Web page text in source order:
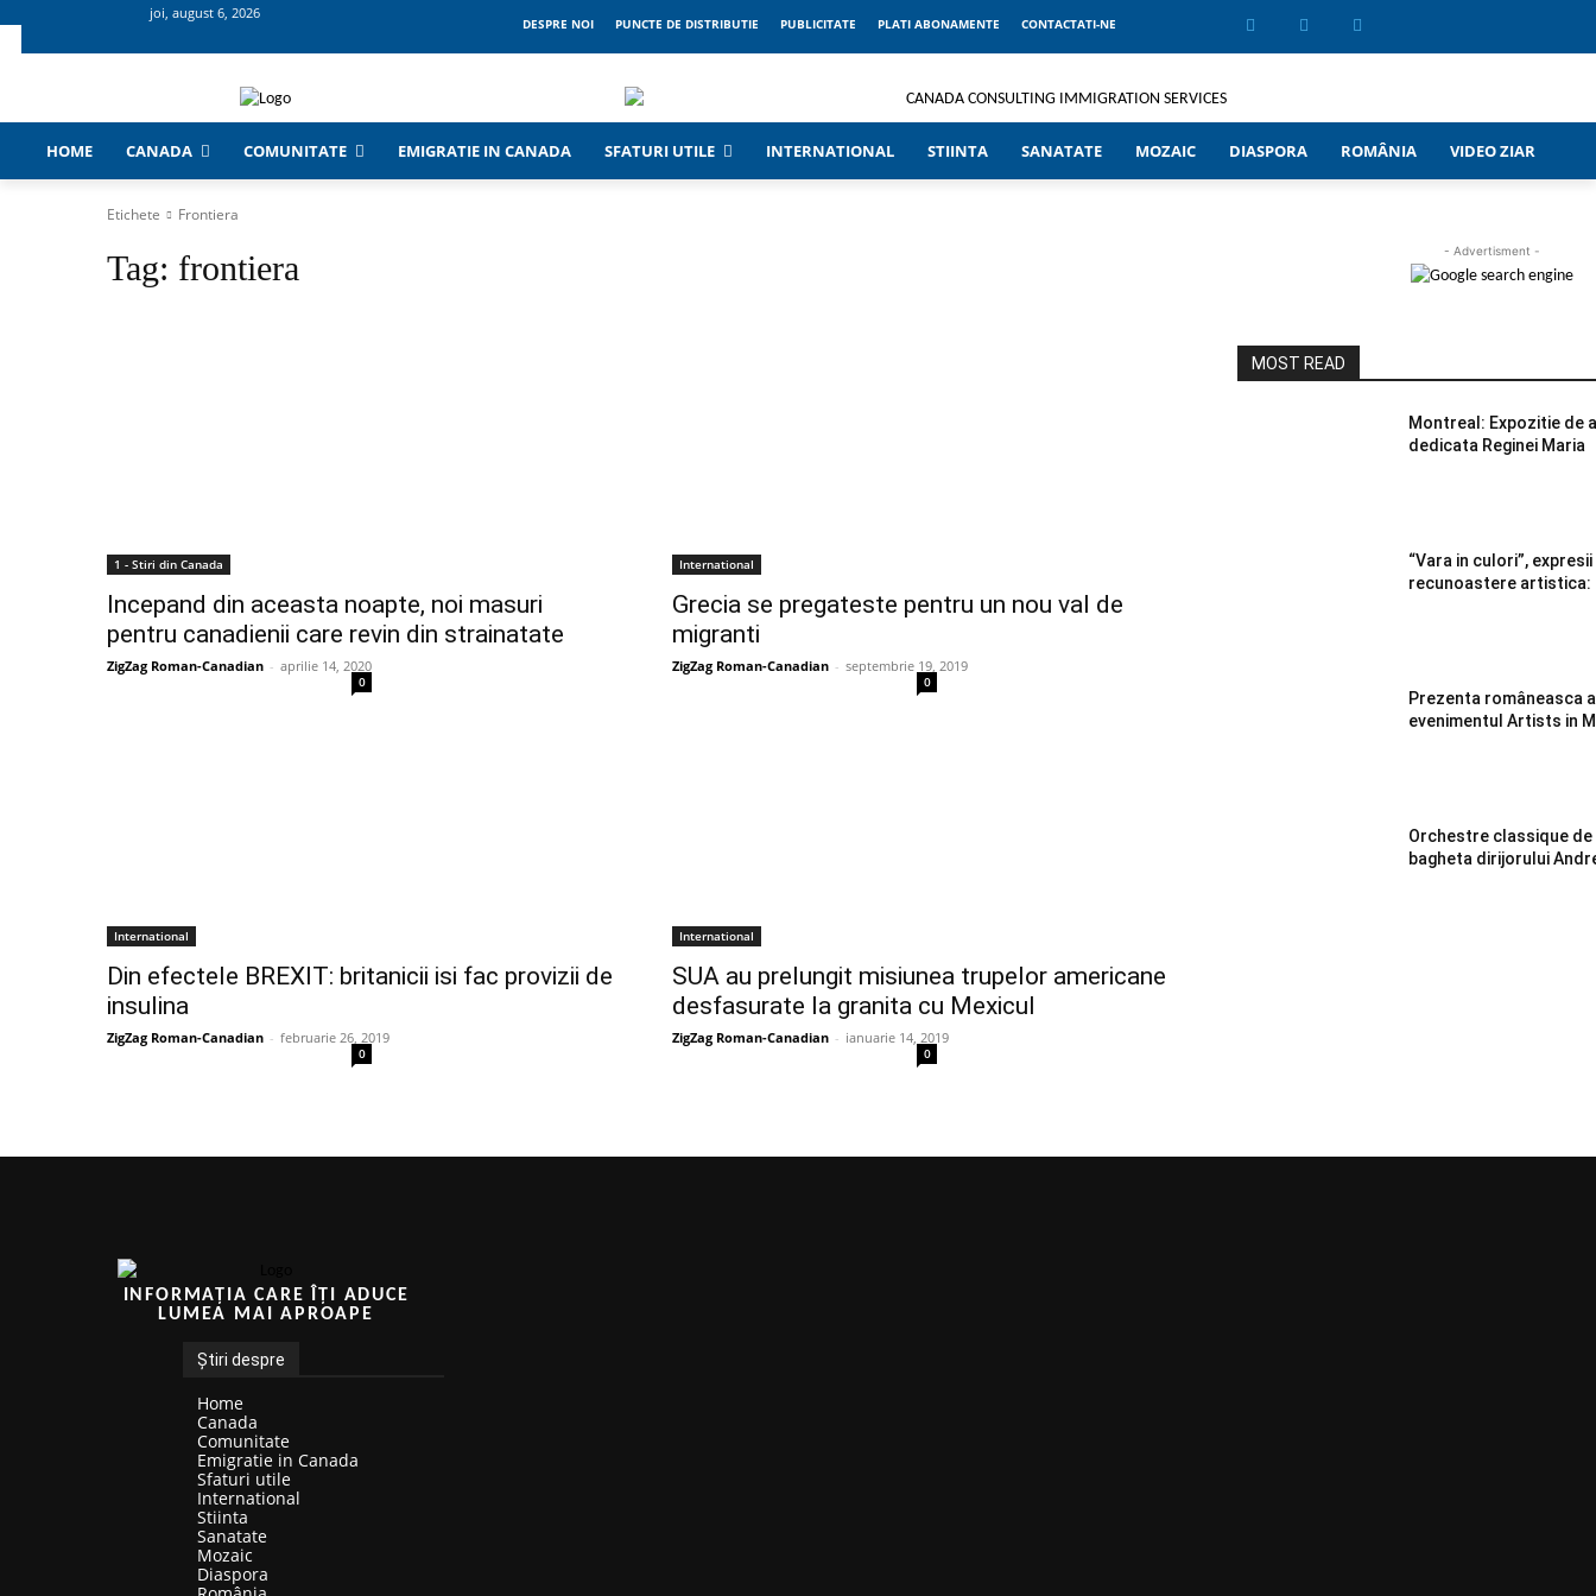
joi, august 6, 2026
DESPRE NOI PUNCTE DE DISTRIBUTIE PUBLICITATE PLATI ABONAMENTE CONTACTATI-NE
HOME CANADA COMUNITATE EMIGRATIE IN CANADA SFATURI UTILE INTERNATIONAL STIINTA SANATATE MOZAIC DIASPORA ROMÂNIA VIDEO ZIAR
Etichete Frontiera
Tag: frontiera
1 - Stiri din Canada
Incepand din aceasta noapte, noi masuri
pentru canadienii care revin din strainatate
ZigZag Roman-Canadian - aprilie 14, 2020
0
International
Grecia se pregateste pentru un nou val de
migranti
ZigZag Roman-Canadian - septembrie 19, 2019
0
International
Din efectele BREXIT: britanicii isi fac provizii de
insulina
ZigZag Roman-Canadian - februarie 26, 2019
0
International
SUA au prelungit misiunea trupelor americane
desfasurate la granita cu Mexicul
ZigZag Roman-Canadian - ianuarie 14, 2019
0
- Advertisment -
MOST READ
Montreal: Expozitie de
dedicata Reginei Maria
“Vara in culori”,
recunoastere artistica:
Prezenta româneasca
evenimentul Artists in
Orchestre classique
bagheta dirijorului
INFORMAȚIA CARE ÎȚI ADUCE
LUMEA MAI APROAPE
Știri despre
Home
Canada
Comunitate
Emigratie in Canada
Sfaturi utile
International
Stiinta
Sanatate
Mozaic
Diaspora